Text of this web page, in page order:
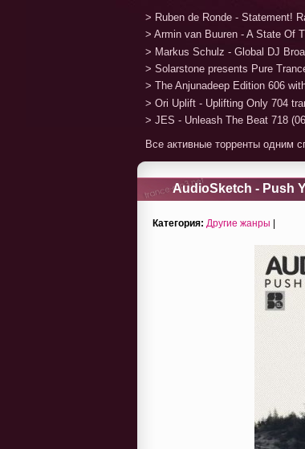
> Ruben de Ronde - Statement!
> Armin van Buuren - A State Of
> Markus Schulz - Global DJ
> Solarstone presents Pure
> The Anjunadeep Edition 606
> Ori Uplift - Uplifting Only 704
> JES - Unleash The Beat 718
Все активные торренты одним
AudioSketch - Push
Категория: Другие жанры |